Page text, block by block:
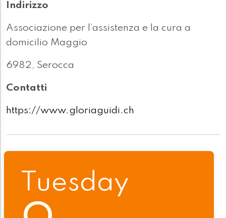
Indirizzo
Associazione per l’assistenza e la cura a
domicilio Maggio
6982, Serocca
Contatti
https://www.gloriaguidi.ch
Tuesday